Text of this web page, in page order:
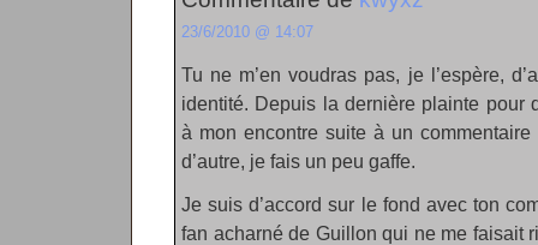
23/6/2010 @ 14:07
Tu ne m’en voudras pas, je l’espère,
identité. Depuis la dernière plainte pour
à mon encontre suite à un
d’autre, je fais un peu gaffe.
Je suis d’accord sur le fond avec ton
fan acharné de Guillon qui ne me faisait